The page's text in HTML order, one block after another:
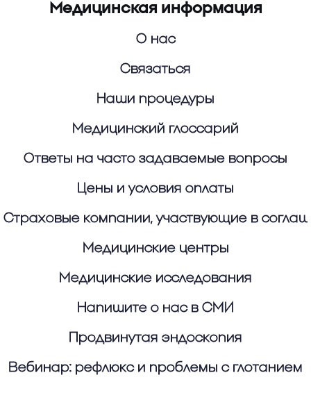
Медицинская информация
О нас
Связаться
Наши процедуры
Медицинский глоссарий
Ответы на часто задаваемые вопросы
Цены и условия оплаты
Страховые компании, участвующие в
Медицинские центры
Медицинские исследования
Напишите о нас в СМИ
Продвинутая эндоскопия
Вебинар: рефлюкс и проблемы с глотанием